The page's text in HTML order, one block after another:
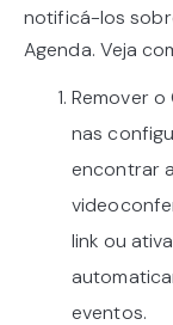
notificá-los
Agenda. Veja
Remover
nas
encontrar
link ou
eventos.